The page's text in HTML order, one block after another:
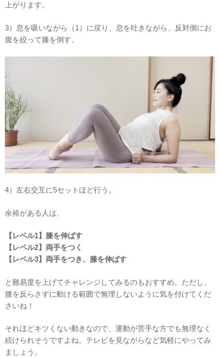
上がります。
3）息を吸いながら（1）に戻り、息を吐きながら、反対側にお
腹を絞って膝を倒す。
4）左右交互に5セットほど行う。
余裕がある人は、
【レベル1】膝を伸ばす
【レベル2】両手をつく
【レベル3】両手をつき、膝を伸ばす
と難易度を上げてチャレンジしてみるのもおすすめ。ただし、
腰を反らさずに動ける範囲で無理しないように気を付けてくだ
さいね！
それほどキツくない動きなので、運動が苦手な方でも無理なく
続けられそうですよね。テレビを見ながらなど気軽にやってみ
ましょう。